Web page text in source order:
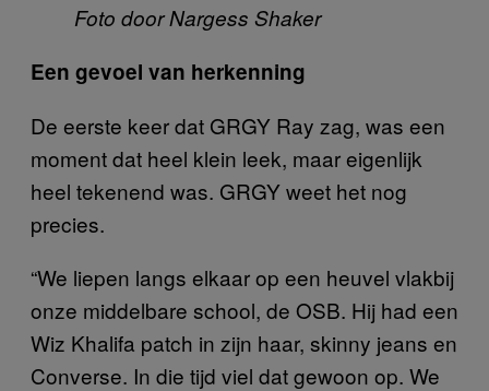
Foto door Nargess Shaker
Een gevoel van herkenning
De eerste keer dat GRGY Ray zag, was een
moment dat heel klein leek, maar eigenlijk
heel tekenend was. GRGY weet het nog
precies.
“We liepen langs elkaar op een heuvel vlakbij
onze middelbare school, de OSB. Hij had een
Wiz Khalifa patch in zijn haar, skinny jeans en
Converse. In die tijd viel dat gewoon op. We